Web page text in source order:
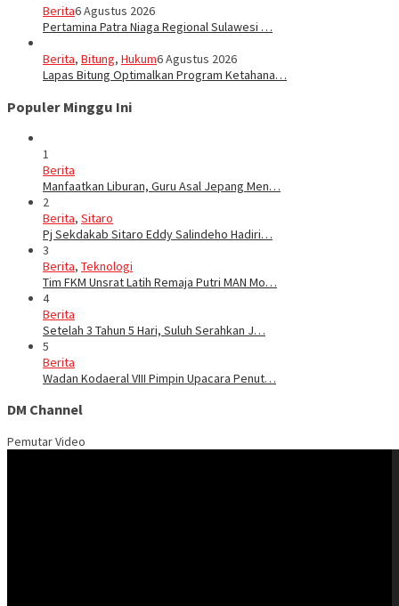
Berita6 Agustus 2026
Pertamina Patra Niaga Regional Sulawesi …
Berita, Bitung, Hukum6 Agustus 2026
Lapas Bitung Optimalkan Program Ketahana…
Populer Minggu Ini
1
Berita
Manfaatkan Liburan, Guru Asal Jepang Men…
2
Berita, Sitaro
Pj Sekdakab Sitaro Eddy Salindeho Hadiri…
3
Berita, Teknologi
Tim FKM Unsrat Latih Remaja Putri MAN Mo…
4
Berita
Setelah 3 Tahun 5 Hari, Suluh Serahkan J…
5
Berita
Wadan Kodaeral VIII Pimpin Upacara Penut…
DM Channel
Pemutar Video